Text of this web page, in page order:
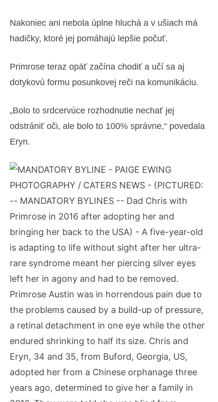
Nakoniec ani nebola úplne hluchá a v ušiach má
hadičky, ktoré jej pomáhajú lepšie počuť.
Primrose teraz opäť začína chodiť a učí sa aj
dotykovú formu posunkovej reči na komunikáciu.
„Bolo to srdcervúce rozhodnutie nechať jej
odstrániť oči, ale bolo to 100% správne,“ povedala
Eryn.